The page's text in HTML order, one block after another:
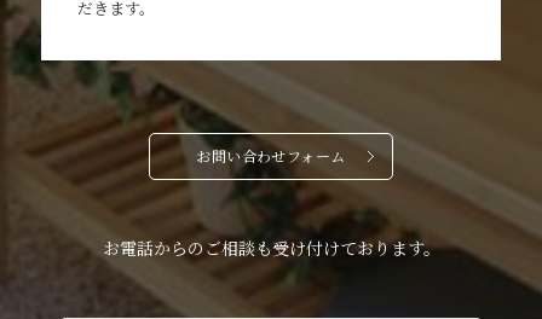
だきます。
お問い合わせフォーム
お電話からのご相談も受け付けております。